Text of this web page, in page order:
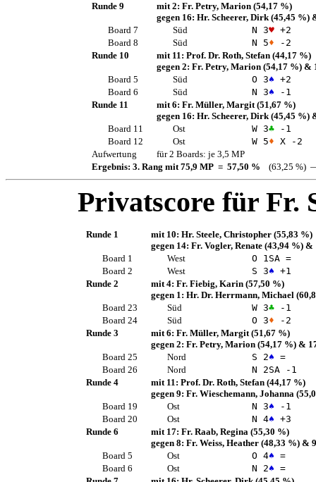
Runde 9
mit 2: Fr. Petry, Marion (54,17 %)
gegen 16: Hr. Scheerer, Dirk(45,45 %)
Board 7
Süd N 3♥ +2
Board 8
Süd N 5♦ -2
Runde 10
mit 11: Prof. Dr. Roth, Stefan (44,17 %)
gegen 2: Fr. Petry, Marion (54,17 %) &
Board 5
Süd O 3♠ +2
Board 6
Süd N 3♠ -1
Runde 11
mit 6: Fr. Müller, Margit(51,67 %)
gegen 16: Hr. Scheerer, Dirk(45,45 %)
Board 11
Ost W 3♣ -1
Board 12
Ost W 5♦ X -2
Aufwertung
für 2 Boards: je 3,5 MP
Ergebnis: 3. Rang mit 75,9 MP = 57,50 % (63,25 %)
Privatscore für Fr.
Runde 1 mit 10: Hr. Steele, Christopher (55,83 %)
gegen 14: Fr. Vogler, Renate (43,94 %) &
Board 1
West O 1 SA =
Board 2
West S 3♠ +1
Runde 2
mit 4: Fr. Fiebig, Karin (57,50 %)
gegen 1: Hr. Dr. Herrmann, Michael
Board 23
Süd W 3♣ -1
Board 24
Süd O 3♦ -2
Runde 3
mit 6: Fr. Müller, Margit (51,67 %)
gegen 2: Fr. Petry, Marion (54,17 %) &
Board 25
Nord S 2♠ =
Board 26
Nord N 2SA -1
Runde 4
mit 11: Prof. Dr. Roth, Stefan (44,17 %)
gegen 9: Fr. Wieschemann, Johanna
Board 19
Ost N 3♠ -1
Board 20
Ost N 4♠ +3
Runde 6
mit 17: Fr. Raab, Regina (55,30 %)
gegen 8: Fr. Weiss, Heather (48,33 %) &
Board 5
Ost O 4♠ =
Board 6
Ost N 2♠ =